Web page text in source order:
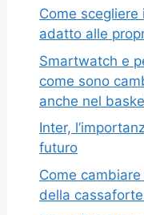
Come
adatto alle
Smartwatch e
come sono
anche nel
Inter,
futuro
Come
della